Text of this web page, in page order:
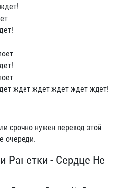
ждет ждет ждет ждет ждет!
срочно нужен перевод этой
очереди.
Ранетки - Сердце Не